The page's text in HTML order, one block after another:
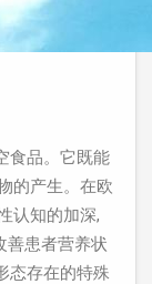
食品。它既能
的产生。在欧
认知的加深,
善患者营养状
态存在的特殊